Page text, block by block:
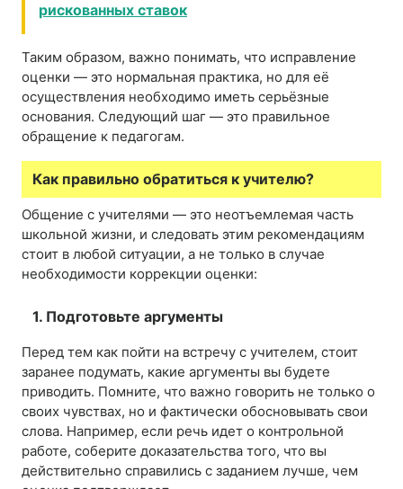
рискованных ставок
Таким образом, важно понимать, что исправление
оценки — это нормальная практика, но для её
осуществления необходимо иметь серьёзные
основания. Следующий шаг — это правильное
обращение к педагогам.
Как правильно обратиться к учителю?
Общение с учителями — это неотъемлемая часть
школьной жизни, и следовать этим рекомендациям
стоит в любой ситуации, а не только в случае
необходимости коррекции оценки:
1. Подготовьте аргументы
Перед тем как пойти на встречу с учителем, стоит
заранее подумать, какие аргументы вы будете
приводить. Помните, что важно говорить не только о
своих чувствах, но и фактически обосновывать свои
слова. Например, если речь идет о контрольной
работе, соберите доказательства того, что вы
действительно справились с заданием лучше, чем